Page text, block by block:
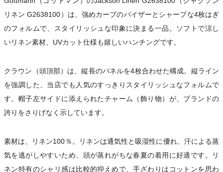
リネン G2638100）は、強めカーブのバイザーとシャープな4枚はぎ
のフォルムで、スタイリッシュな印象に決まる一品。ソフトで涼し
いリネン素材、UVカット仕様も嬉しいハンチングです。
クラウン（頭頂部）は、縦長のパネルを4枚合わせた構成。縦ライン
を強調した、当店でも人気のすっきりスタイリッシュなフォルムで
す。帽子左サイドに添えられたチャーム（飾り物）が、ブランドの
誇りをさりげなく示しています。
素材は、リネン100％。リネンは通気性と吸湿性に優れ、汗による蒸
気を逃がしやすいため、頭が蒸れがちな春夏の着用に好適です。リ
ネン特有のシャリ感は比較的抑えめで、手ざわりはコットンを思わ